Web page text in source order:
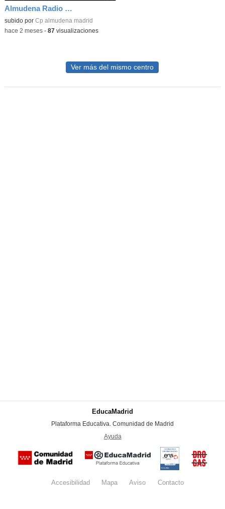
Almudena Radio Dña Letizia 07
Contenido educativo.
subido por Cp almudena madrid
-hace 2 meses- 87visualizaciones
Ver más del mismo centro
EducaMadrid
Plataforma Educativa. Comunidad de Madrid
Ayuda
Certificación
conformidad
con el
Nacional de
Seguridad
del
Accesibilidad Mapa Aviso legalContacto